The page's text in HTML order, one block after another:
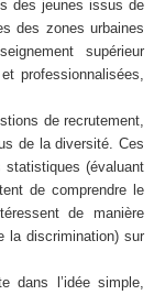
des jeunes issus de
des zones urbaines
supérieur
professionnalisées,
de recrutement,
de la diversité. Ces
statistiques (évaluant
de comprendre le
de manière
la discrimination) sur
dans l’idée simple,